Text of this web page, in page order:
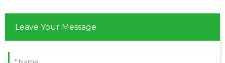
Leave Your Message